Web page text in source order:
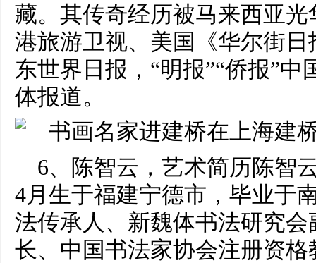
藏。其传奇经历被马来西亚
港旅游卫视、美国《华尔街日
东世界日报，“明报”“侨报”
体报道。
6、陈智云，艺术简历陈智
4月生于福建宁德市，毕业于
法传承人、新魏体书法研究
长、中国书法家协会注册资